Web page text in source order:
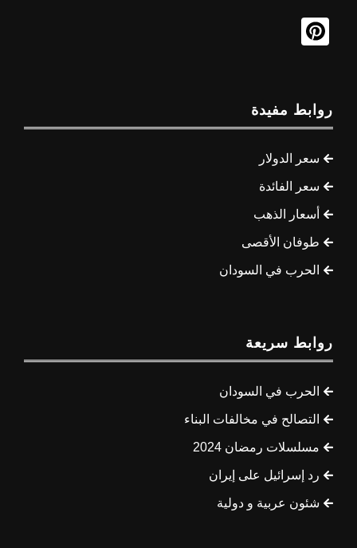
روابط مفيدة
سعر الدولار
سعر الفائدة
أسعار الذهب
طوفان الأقصى
الحرب في السودان
روابط سريعة
الحرب في السودان
التصالح في مخالفات البناء
مسلسلات رمضان 2024
رد إسرائيل على إيران
شئون عربية و دولية